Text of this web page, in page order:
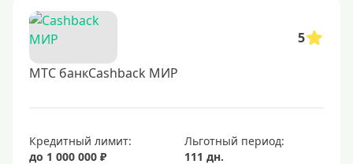
С кэшбэком на АЗС
С милями
Цель
Для игр
Для покупок
5
МТС банкCashback МИР
Кредитный лимит:
до 1 000 000 ₽
Льготный период:
111 дн.